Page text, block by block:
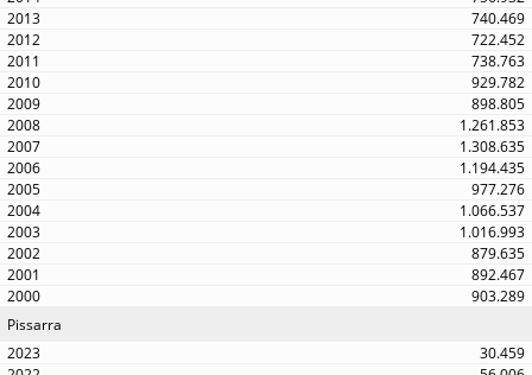
740.469
722.452
738.763
929.782
898.805
1.261.853
1.308.635
1.194.435
977.276
1.066.537
1.016.993
879.635
892.467
903.289
Pissarra
30.459